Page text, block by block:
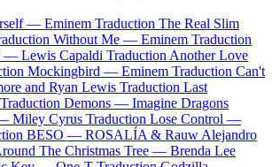
— Eminem Traduction The Real Slim
Without Me — Eminem Traduction
— Lewis Capaldi Traduction Another Love
Mockingbird — Eminem Traduction Can't
and Ryan Lewis Traduction Last
Traduction Demons — Imagine Dragons
Miley Cyrus Traduction Lose Control —
BESO — ROSALÍA & Rauw Alejandro
The Christmas Tree — Brenda Lee